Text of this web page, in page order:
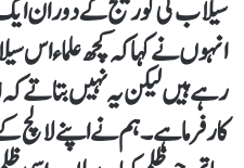
سیلاب کی کوریج کے دوران
انہوں نے کہا کہ کچھ علماء اس
رہے ہیں لیکن یہ نہیں بتاتے
کار فرما ہے ۔ ہم نے اپنے